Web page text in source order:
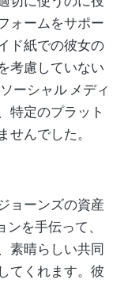
ォームをサポー
ド紙での彼女の
考慮していない
ーシャル メディ
特定のプラット
んでした。
ョーンズの資産
を手伝って、
素晴らしい共同
てくれます。彼